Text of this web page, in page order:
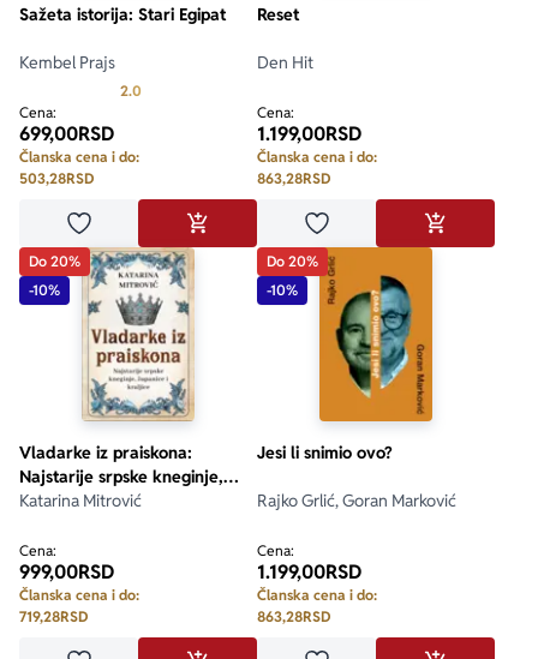
Sažeta istorija: Stari Egipat
Kembel Prajs
2.0
Cena:
699,00RSD
Članska cena i do:
503,28RSD
Dodaj u omiljeneDODAJ U KORPU
Reset
Den Hit
Cena:
1.199,00RSD
Članska cena i do:
863,28RSD
Dodaj u omiljeneDODAJ U
Do 20%
-10%
Vladarke iz praiskona:
Najstarije srpske kneginje,
županice i kraljice
Katarina Mitrović
Cena:
999,00RSD
Članska cena i do:
719,28RSD
Do 20%
-10%
Jesi li snimio ovo?
Rajko Grlić, Goran Marković
Cena:
1.199,00RSD
Članska cena i do:
863,28RSD